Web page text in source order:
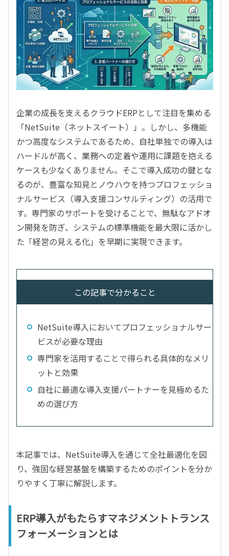
DX（2025年の崖）／クラウドコンピューティング
データ分析／BI
ガバナンス／リスク管理
BPR／業務改善
企業の成長を支えるクラウドERPとして注目を集める
「NetSuite（ネットスイート）」。しかし、多機能
かつ高度なシステムであるため、自社単独での導入は
ハードルが高く、業務への定着や運用に課題を抱える
ケースも少なくありません。そこで導入成功の鍵とな
るのが、豊富な知見とノウハウを持つプロフェッショ
ナルサービス（導入支援コンサルティング）の活用で
す。専門家のサポートを受けることで、無駄なアドオ
ン開発を防ぎ、システムの標準機能を最大限に活かし
た「経営の見える化」を早期に実現できます。
この記事で分かること
NetSuite導入においてプロフェッショナルサー
ビスが必要な理由
専門家を活用することで得られる具体的なメリ
ットと効果
自社に最適な導入支援パートナーを見極めるた
めの選び方
本記事では、NetSuite導入を通じて全社最適化を図
り、強固な経営基盤を構築するためのポイントを分か
りやすく丁寧に解説します。
ERP導入がもたらすマネジメントトランス
フォーメーションとは